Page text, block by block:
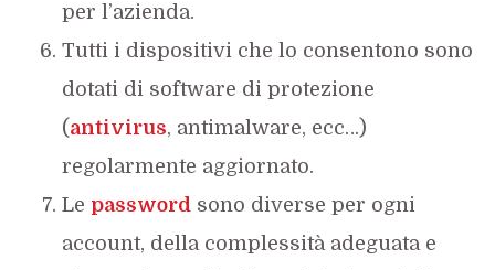
per l’azienda.
Tutti i dispositivi che lo consentono sono
dotati di software di protezione
(antivirus, antimalware, ecc…)
regolarmente aggiornato.
Le passwordsono diverse per ogni
account, della complessità adeguata e